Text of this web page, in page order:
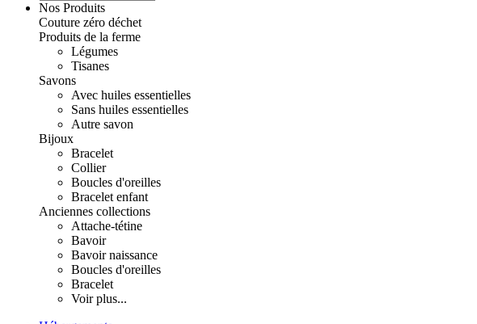
Nos Produits
Couture zéro déchet
Produits de la ferme
Légumes
Tisanes
Savons
Avec huiles essentielles
Sans huiles essentielles
Autre savon
Bijoux
Bracelet
Collier
Boucles d'oreilles
Bracelet enfant
Anciennes collections
Attache-tétine
Bavoir
Bavoir naissance
Boucles d'oreilles
Bracelet
Voir plus...